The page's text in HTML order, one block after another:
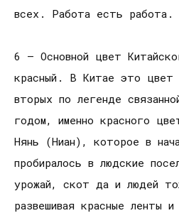
всех. Работа есть работа.
6 — Основной цвет
красный. В Китае это
вторых по легенде
годом, именно красного
Нянь (Ниан), которое в
пробиралось в людские
урожай, скот да и людей
развешивая красные ленты